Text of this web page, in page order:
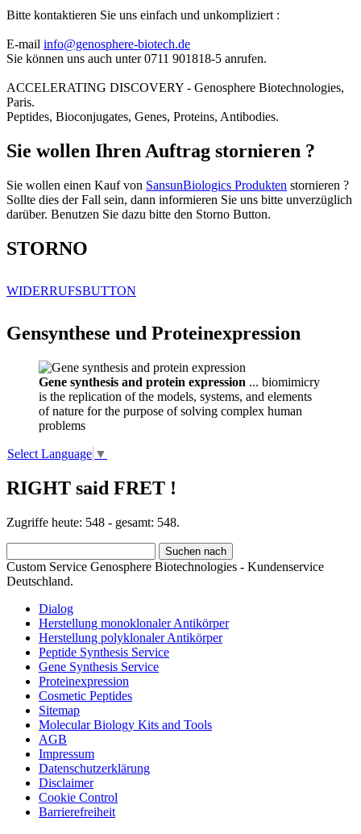
Bitte kontaktieren Sie uns einfach und unkompliziert :
E-mail info@genosphere-biotech.de
Sie können uns auch unter 0711 901818-5 anrufen.
ACCELERATING DISCOVERY - Genosphere Biotechnologies,
Paris.
Peptides, Bioconjugates, Genes, Proteins, Antibodies.
Sie wollen Ihren Auftrag stornieren ?
Sie wollen einen Kauf von SansunBiologics Produkten stornieren ?
Sollte dies der Fall sein, dann informieren Sie uns bitte unverzüglich
darüber. Benutzen Sie dazu bitte den Storno Button.
STORNO
WIDERRUFSBUTTON
Gensynthese und Proteinexpression
Gene synthesis and protein expression ... biomimicry
is the replication of the models, systems, and elements
of nature for the purpose of solving complex human
problems
Select Language ▼
RIGHT said FRET !
Zugriffe heute: 548 - gesamt: 548.
Custom Service Genosphere Biotechnologies - Kundenservice
Deutschland.
Dialog
Herstellung monoklonaler Antikörper
Herstellung polyklonaler Antikörper
Peptide Synthesis Service
Gene Synthesis Service
Proteinexpression
Cosmetic Peptides
Sitemap
Molecular Biology Kits and Tools
AGB
Impressum
Datenschutzerklärung
Disclaimer
Cookie Control
Barrierefreiheit